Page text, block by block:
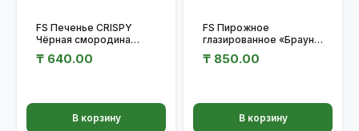
FS Печенье CRISPY
Чёрная смородина
₸ 640.00
В корзину
FS Пирожное
глазированное «Брауни
гр.
₸ 850.00
В корзину